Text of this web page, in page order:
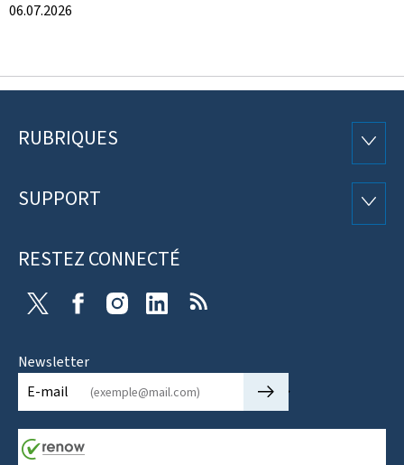
06.07.2026
Pied
page
RUBRIQUES
SUPPORT
RESTEZ CONNECTÉ
FacebookInstagramLinkedin
Newsletter
E-mail
🡒